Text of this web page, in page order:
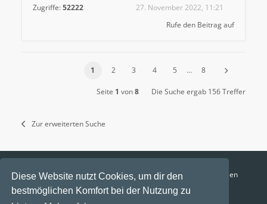
Diese Website nutzt Cookies, um dir den
bestmöglichen Komfort bei der Nutzung zu
Zugriffe:52222
27. November 2022, 11:21
Rufe den Beitrag auf
1 2 3 4 5 … 8
Seite 1 von8 Die Suche ergab 156 Treffer
Zur erweiterten Suche
Funga Austria FAQ Datenschutz
Nutzungsbedingungen
Alle Zeiten sind UTC+02:00